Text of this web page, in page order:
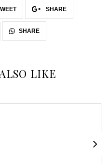
SHARE
SHARE
LIKE